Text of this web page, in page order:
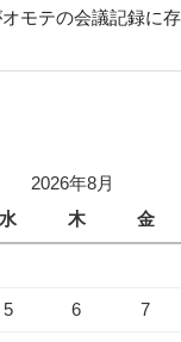
モテの会議記録に
2026年8月
水 木 金
5 6 7